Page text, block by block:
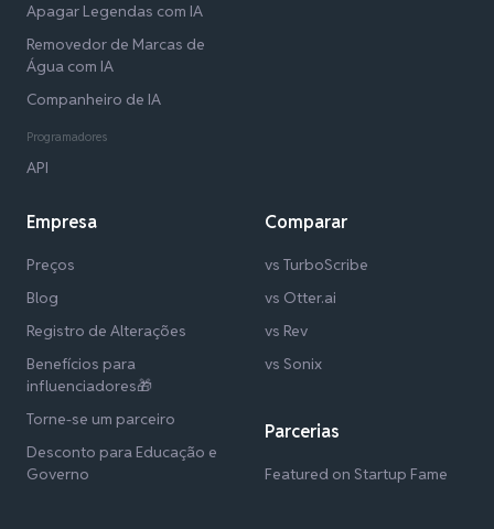
Apagar Legendas com IA
Removedor de Marcas de
Água com IA
Companheiro de IA
Programadores
API
Empresa
Preços
Blog
Registro de Alterações
Benefícios para
influenciadores🎁
Torne-se um parceiro
Desconto para Educação e
Governo
Comparar
vs TurboScribe
vs Otter.ai
vs Rev
vs Sonix
Parcerias
Featured on Startup Fame